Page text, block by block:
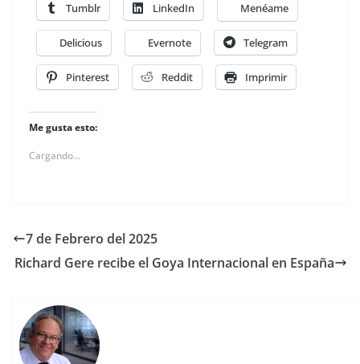
Tumblr LinkedIn Menéame
Delicious Evernote Telegram
Pinterest Reddit Imprimir
Me gusta esto:
Cargando...
7 de Febrero del 2025
Richard Gere recibe el Goya Internacional en España